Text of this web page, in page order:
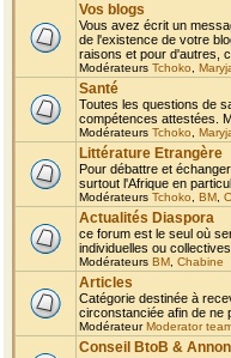
Vos blogs
Vous avez écrit un
de l'existence de votre
raisons et pour d'autres,
Modérateurs Tchoko
Santé
Toutes les questions de
compétences attestées.
Modérateurs Tchoko
Littérature Etrangère
Pour débattre et
surtout l'Afrique en
Modérateurs Tchoko BM
Actualités Diaspora
ce forum est le seul où
individuelles ou
Modérateurs BM Chabine
Articles
Catégorie destinée à
circonstanciée afin de ne
ModérateurModerator
Conseil BtoB &